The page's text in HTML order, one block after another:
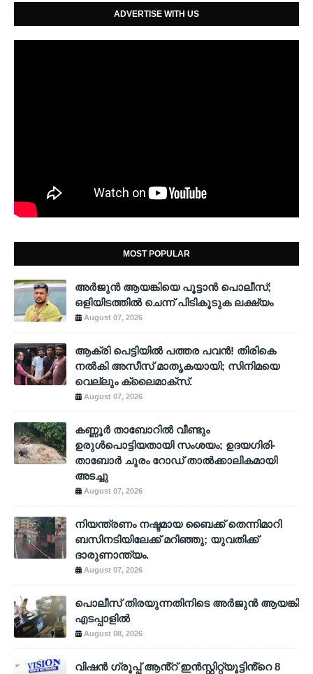
ADVERTISE WITH US
MOST POPULAR
അര്‍ജുന്‍ ആയങ്കിയെ പൂട്ടാന്‍ പൊലീസ്;
ഒളിയിടത്തില്‍ ചെന്ന് പിടികൂടുക ലക്ഷ്യം
August 07, 2026
ആക്രി പെട്ടിയിൽ പത്തര പവൻ! തിരികെ
നൽകി അസീസ് മാതൃകയായി; സിനിമയെ
വെല്ലും ക്ലൈമാക്സ്.
August 07, 2026
കണ്ണൂർ താബോറിൽ വീണ്ടും
ഉരുൾപൊട്ടിയതായി സംശയം; ഉദയഗിരി-
താബോർ ചുരം റോഡ് താൽക്കാലികമായി
അടച്ചു
August 07, 2026
നിയന്ത്രണം നഷ്ടമായ ബൈക്ക് തെന്നിമാറി
ബസിനടിയിലേക്ക് മറിഞ്ഞു; യുവതിക്ക്
ദാരുണാന്ത്യം.
August 07, 2026
പൊലീസ് തിരയുന്നതിനിടെ അര്‍ജുന്‍ ആയങ്കി
എടപ്പാളില്‍
August 08, 2026
വിഷൻ ഗ്രൂപ്പ് ആൻ്റ് ഇൻസ്റ്റിറ്റ്യൂട്ടിൻ്റെ 8